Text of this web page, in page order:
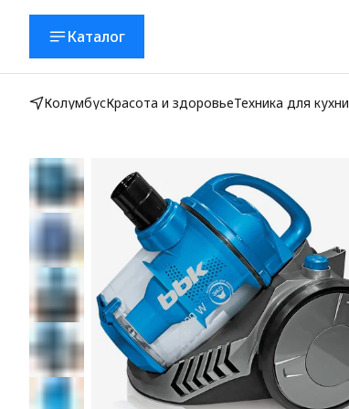
Каталог
КолумбусКрасота и здоровьеТехника для кухни